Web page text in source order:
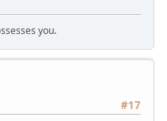
you.
#17